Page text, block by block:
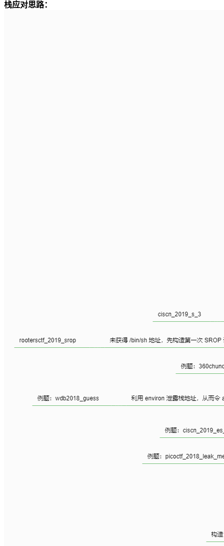
栈应对思路：